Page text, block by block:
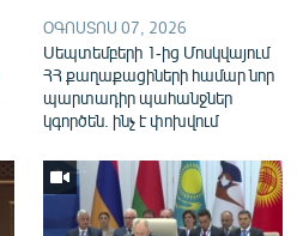
ՕԳՈՍՏՈՍ 07, 2026
Սեպտեմբերի 1-ից Մոսկվայում
ՀՀ քաղաքացիների համար նոր
պարտադիր պահանջներ
կգործեն. ինչ է փոխվում